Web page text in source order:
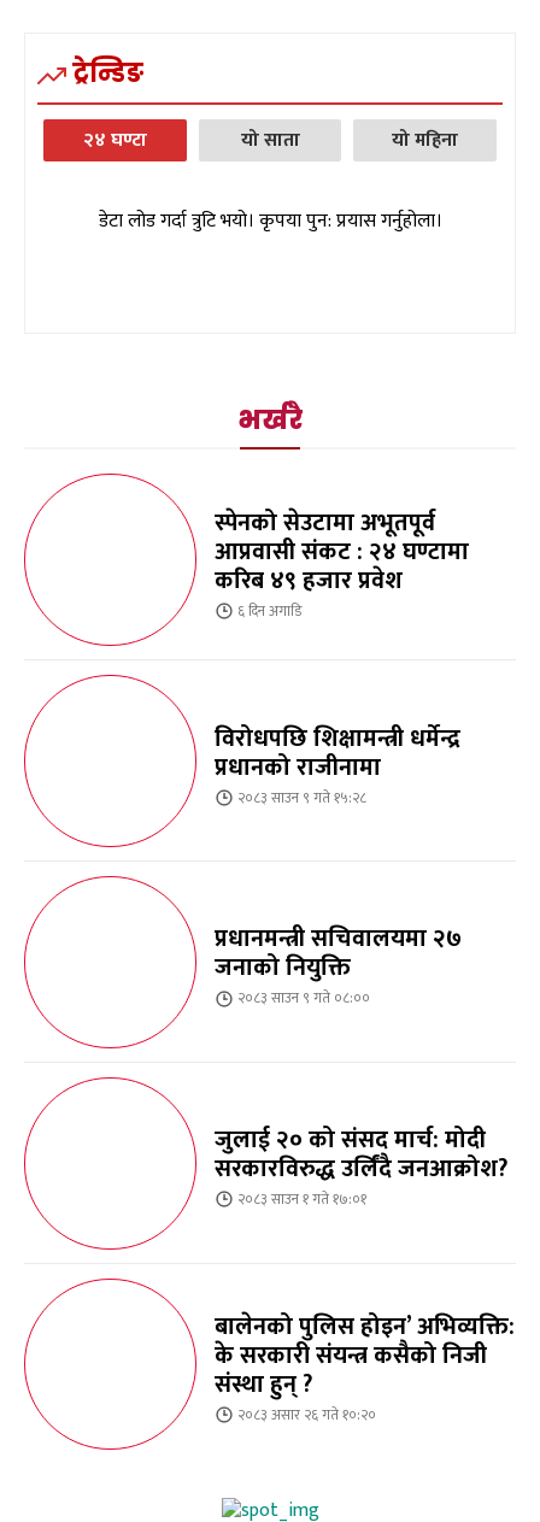
ट्रेन्डिङ
२४ घण्टा यो साता यो महिना
डेटा लोड गर्दा त्रुटि भयो। कृपया पुन: प्रयास गर्नुहोला।
भर्खरै
स्पेनको सेउटामा अभूतपूर्व
आप्रवासी संकट : २४ घण्टामा
करिब ४९ हजार प्रवेश
६ दिनअगाडि
विरोधपछि शिक्षामन्त्री धर्मेन्द्र
प्रधानको राजीनामा
२०८३ साउन ९ गते १५:२८
प्रधानमन्त्री सचिवालयमा २७
जनाको नियुक्ति
२०८३ साउन ९ गते ०८:००
जुलाई २० को संसद मार्च: मोदी
सरकारविरुद्ध उर्लिंदै जनआक्रोश?
२०८३ साउन १ गते १७:०१
बालेनको पुलिस होइन’ अभिव्यक्ति:
के सरकारी संयन्त्र कसैको निजी
संस्था हुन् ?
२०८३ असार २६ गते १०:२०